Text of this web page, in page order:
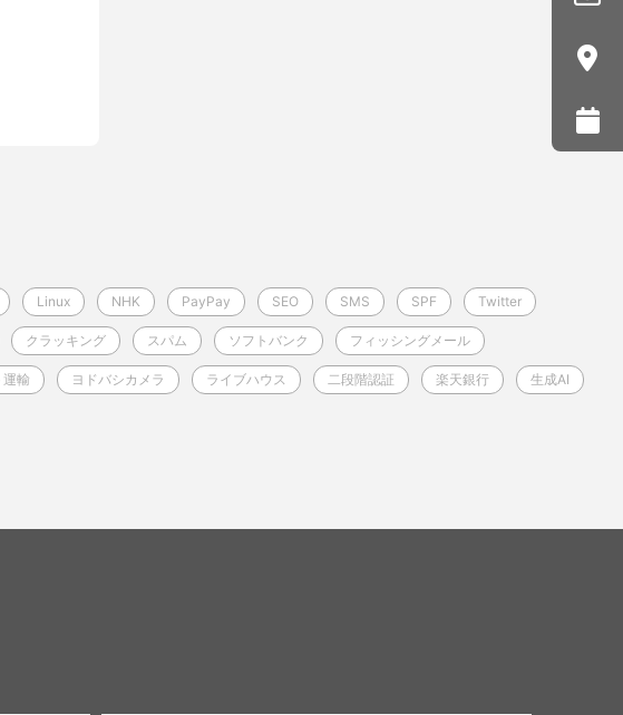
Linux NHK PayPay SEO SMS SPF Twitter
クラッキング スパム ソフトバンク フィッシングメール
運輸 ヨドバシカメラ ライブハウス 二段階認証 楽天銀行 生成AI